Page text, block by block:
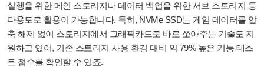
실행을 위한 메인 스토리지나 데이터 백업을 위한 서브 스토리지 등
다용도로 활용이 가능합니다. 특히, NVMe SSD는 게임 데이터를 압
축 해제 없이 스토리지에서 그래픽카드로 바로 쏘아주는 기술도 지
원하고 있어, 기존 스토리지 사용 환경 대비 약 79% 높은 기능 테스
트 점수를 확인할 수 있죠.